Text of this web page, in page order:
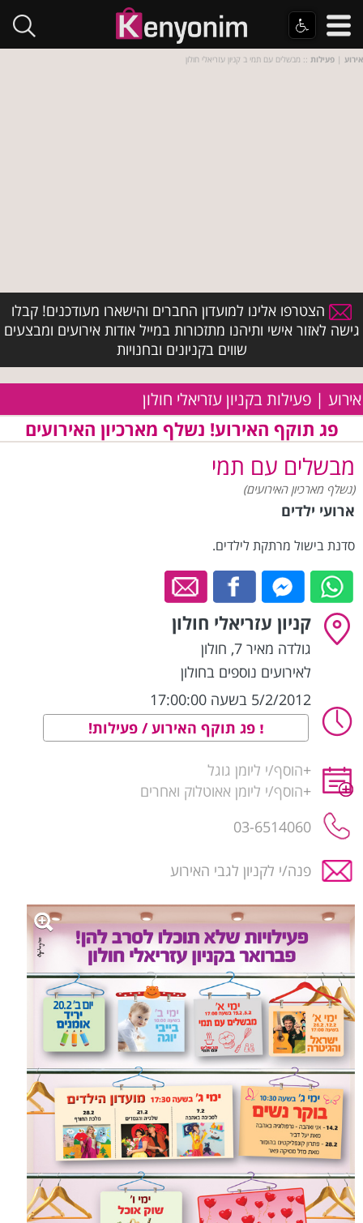
אירוע | פעילות :: מבשלים עם תמי ב קניון עזריאלי חולון
הצטרפו אלינו למועדון החברים והישארו מעודכנים! קבלו
גישה לאזור אישי ותיהנו מתזכורות במייל אודות אירועים ומבצעים
שווים בקניונים ובחנויות
אירוע | פעילות בקניון עזריאלי חולון
פג תוקף האירוע! נשלף מארכיון האירועים
מבשלים עם תמי
(נשלף מארכיון האירועים)
ארועי ילדים
סדנת בישול מרתקת לילדים.
קניון עזריאלי חולון
גולדה מאיר 7 , חולון
לאירועים נוספים בחולון
5/2/2012 בשעה 17:00:00
פג תוקף האירוע / פעילות!
+הוסף/י ליומן גוגל
+הוסף/י ליומן אאוטלוק ואחרים
03-6514060
פנה/י לקניון לגבי האירוע